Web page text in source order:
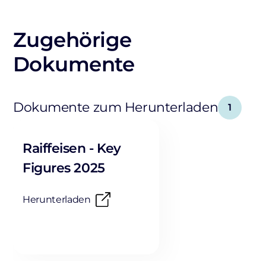
Zugehörige
Dokumente
Dokumente zum Herunterladen 1
Raiffeisen - Key
Figures 2025
Herunterladen